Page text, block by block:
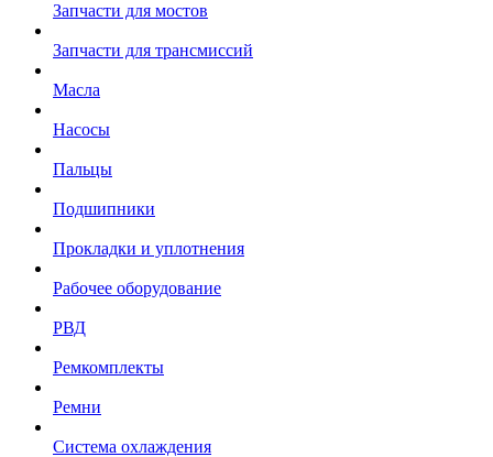
Запчасти для мостов
Запчасти для трансмиссий
Масла
Насосы
Пальцы
Подшипники
Прокладки и уплотнения
Рабочее оборудование
РВД
Ремкомплекты
Ремни
Система охлаждения